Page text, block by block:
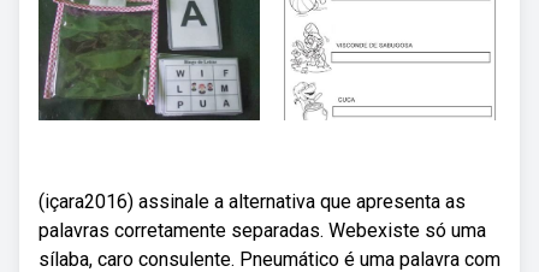
(içara2016) assinale a alternativa que apresenta as
palavras corretamente separadas. Webexiste só uma
sílaba, caro consulente. Pneumático é uma palavra com